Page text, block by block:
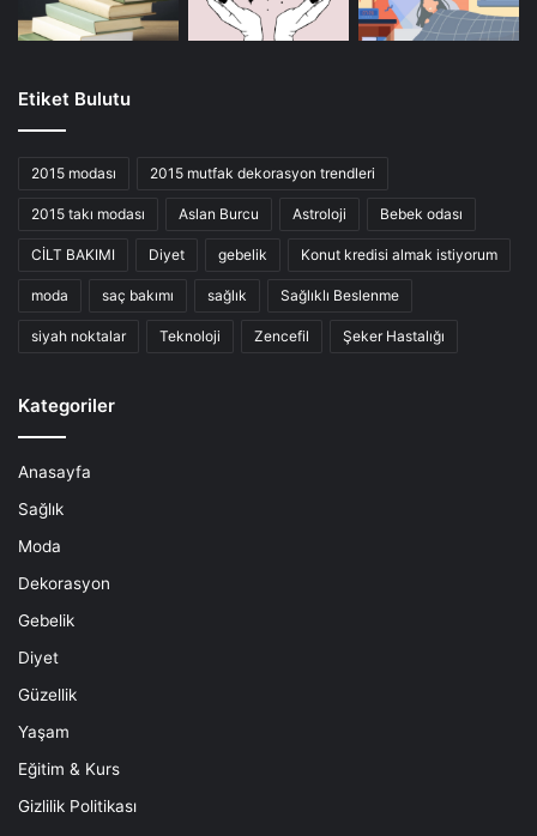
Etiket Bulutu
2015 modası 2015 mutfak dekorasyon trendleri
2015 takı modası Aslan Burcu Astroloji Bebek odası
CİLT BAKIMI Diyet gebelik Konut kredisi almak istiyorum
moda saç bakımı sağlık Sağlıklı Beslenme
siyah noktalar Teknoloji Zencefil Şeker Hastalığı
Kategoriler
Anasayfa
Sağlık
Moda
Dekorasyon
Gebelik
Diyet
Güzellik
Yaşam
Eğitim & Kurs
Gizlilik Politikası